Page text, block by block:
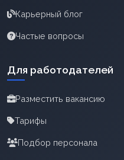
Карьерный блог
Частые вопросы
Для работодателей
Разместить вакансию
Тарифы
Подбор персонала